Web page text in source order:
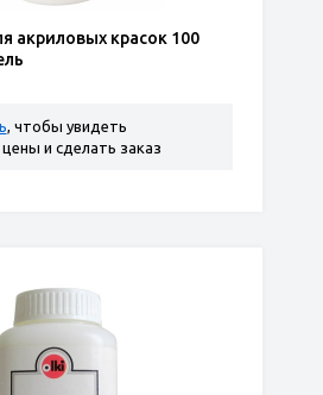
акриловых красок 100
, чтобы увидеть
и сделать заказ